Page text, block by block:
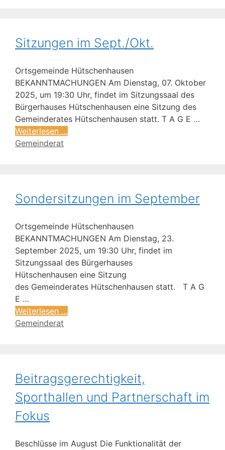
Sitzungen im Sept./Okt.
Ortsgemeinde Hütschenhausen
BEKANNTMACHUNGEN Am Dienstag, 07. Oktober
2025, um 19:30 Uhr, findet im Sitzungssaal des
Bürgerhauses Hütschenhausen eine Sitzung des
Gemeinderates Hütschenhausen statt. T A G E …
Weiterlesen …
Gemeinderat
Sondersitzungen im September
Ortsgemeinde Hütschenhausen
BEKANNTMACHUNGEN Am Dienstag, 23.
September 2025, um 19:30 Uhr, findet im
Sitzungssaal des Bürgerhauses
Hütschenhausen eine Sitzung
des Gemeinderates Hütschenhausen statt. T A G
E …
Weiterlesen …
Gemeinderat
Beitragsgerechtigkeit,
Sporthallen und Partnerschaft im
Fokus
Beschlüsse im August Die Funktionalität der